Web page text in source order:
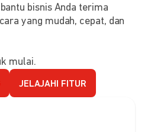
bisnis Anda terima
yang mudah, cepat, dan
mulai.
JELAJAHI FITUR